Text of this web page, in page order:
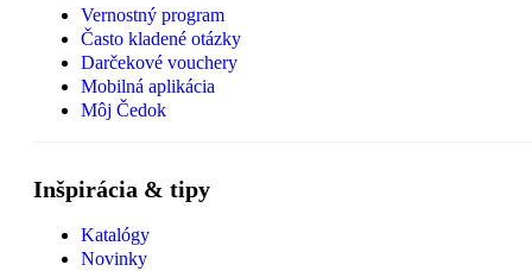
Vernostný program
Často kladené otázky
Darčekové vouchery
Mobilná aplikácia
Môj Čedok
Inšpirácia & tipy
Katalógy
Novinky